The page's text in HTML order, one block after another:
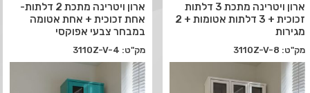
ארון ויטרינה מתכת 3 דלתות
זכוכית + 3 דלתות אטומות + 2
מגירות
מק"ט: 3110Z-V-8
ארון ויטרינה מתכת 2 דלתות-
אחת זכוכית + אחת אטומה
במבחר צבעי אפוקסי
מק"ט: 3110Z-V-4